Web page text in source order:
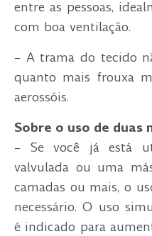
entre as pessoas,
com boa ventilação.
– A trama do tecido
quanto mais frouxa
aerossóis.
Sobre o uso de duas
– Se você já está
valvulada ou uma
camadas ou mais, o
necessário. O uso
é indicado para